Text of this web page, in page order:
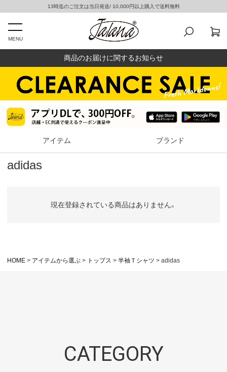
13時迄のご注文は当日発送/ 10,000円以上購入で送料無料
MENU
商品のお届けに関するお知らせ
アイテム ブランド
adidas
現在登録されている商品はありません。
HOME アイテムから選ぶ トップス 半袖Ｔシャツ adidas
CATEGORY